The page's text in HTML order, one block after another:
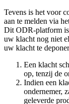
Tevens is het voor
aan te melden via
Dit ODR-platform
uw klacht nog niet
uw klacht te
Een klacht
op, tenzij de
Indien een
ondernemer,
geleverde